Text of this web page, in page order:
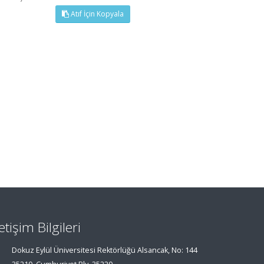
Atıf İçin Kopyala
Bilgileri
Dokuz Eylül Üniversitesi Rektörlüğü Alsancak, No: 144